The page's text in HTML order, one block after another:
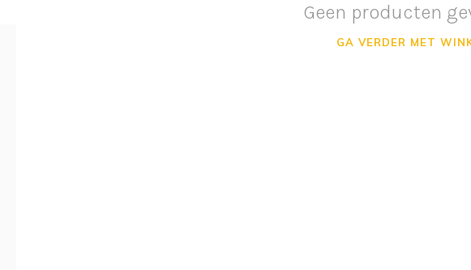
Geen producten
GA VERDER MET